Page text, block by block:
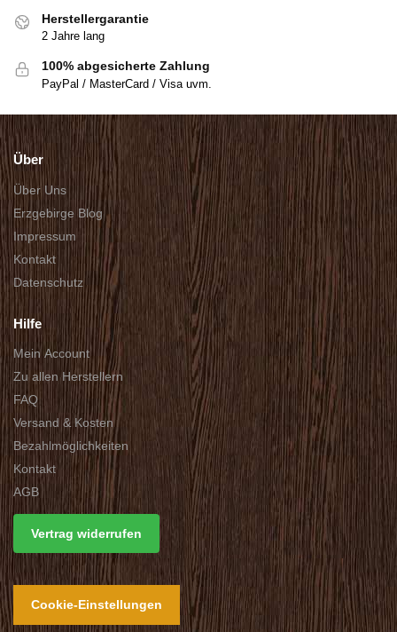
Herstellergarantie
2 Jahre lang
100% abgesicherte Zahlung
PayPal / MasterCard / Visa uvm.
Über
Über Uns
Erzgebirge Blog
Impressum
Kontakt
Datenschutz
Hilfe
Mein Account
Zu allen Herstellern
FAQ
Versand & Kosten
Bezahlmöglichkeiten
Kontakt
AGB
Vertrag widerrufen
Cookie-Einstellungen